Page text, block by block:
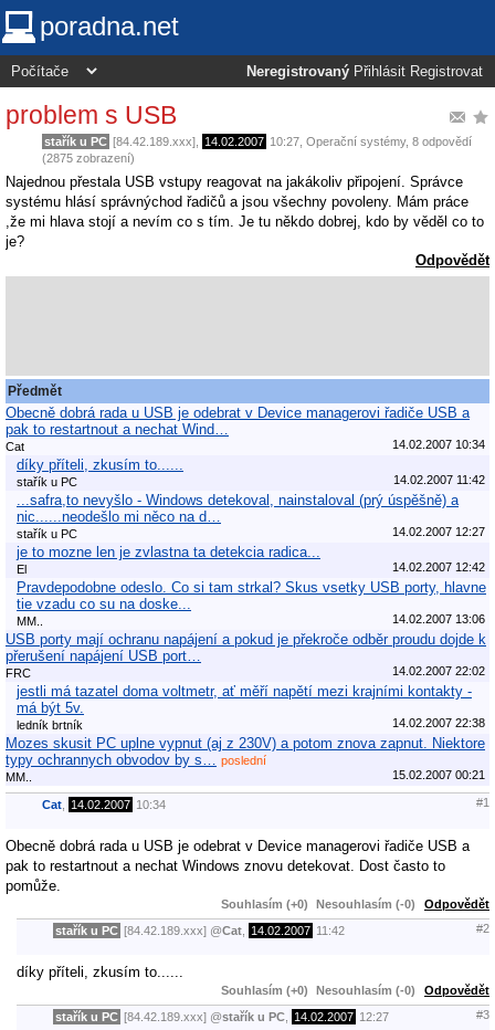
poradna.net
Neregistrovaný Přihlásit Registrovat
problem s USB
stařík u PC [84.42.189.xxx], 14.02.2007 10:27 Operační systémy, 8 odpovědí
(2875 zobrazení)
Najednou přestala USB vstupy reagovat na jakákoliv připojení. Správce
systému hlásí správnýchod řadičů a jsou všechny povoleny. Mám práce
,že mi hlava stojí a nevím co s tím. Je tu někdo dobrej, kdo by věděl co to
je?
Odpovědět
Předmět
Obecně dobrá rada u USB je odebrat v Device managerovi řadiče USB a
pak to restartnout a nechat Wind…
Cat 14.02.2007 10:34
díky příteli, zkusím to......
stařík u PC 14.02.2007 11:42
...safra,to nevyšlo - Windows detekoval, nainstaloval (prý úspěšně) a
nic......neodešlo mi něco na d…
stařík u PC 14.02.2007 12:27
je to mozne len je zvlastna ta detekcia radica...
El 14.02.2007 12:42
Pravdepodobne odeslo. Co si tam strkal? Skus vsetky USB porty, hlavne
tie vzadu co su na doske...
MM.. 14.02.2007 13:06
USB porty mají ochranu napájení a pokud je překroče odběr proudu dojde k
přerušení napájení USB port…
FRC 14.02.2007 22:02
jestli má tazatel doma voltmetr, ať měří napětí mezi krajními kontakty -
má být 5v.
ledník brtník 14.02.2007 22:38
Mozes skusit PC uplne vypnut (aj z 230V) a potom znova zapnut. Niektore
typy ochrannych obvodov by s…
poslední
MM..
15.02.2007 00:21
Cat 14.02.2007 10:34 #1
Obecně dobrá rada u USB je odebrat v Device managerovi řadiče USB a
pak to restartnout a nechat Windows znovu detekovat. Dost často to
pomůže.
Souhlasím (+0) Nesouhlasím (-0) Odpovědět
stařík u PC [84.42.189.xxx] @Cat 14.02.2007 11:42 #2
díky příteli, zkusím to......
Souhlasím (+0) Nesouhlasím (-0) Odpovědět
stařík u PC [84.42.189.xxx] @stařík u PC 14.02.2007 12:27 #3